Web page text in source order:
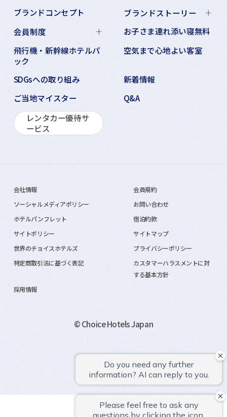
ブランドコンセプト
ブランドストーリー
会員制度
お子さま連れ添い寝無料
飛行機・新幹線ホテルパ
ック
空気まで心地よい客室
SDGsへの取り組み
新着情報
ご当地マイスター
Q&A
レンタカー優待サ
ービス
会社情報
会員規約
ソーシャルメディアポリシー
お問い合わせ
ホテルパンフレット
宿泊約款
サイトポリシー
サイトマップ
世界のチョイスホテルズ
プライバシーポリシー
特定商取引法に基づく表記
カスタマーハラスメントに対
する基本方針
採用情報
© Choice Hotels Japan